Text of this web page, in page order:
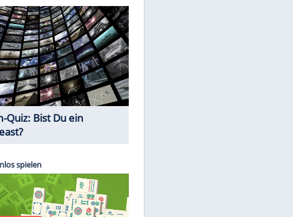
Die schlimmsten Bad Boys der
Sportwelt
Im Zeitraffer: Die Entwicklung
des Lenkrades
So sollte man Ohren auf keinen
Fall reinigen
Internet
Quiz